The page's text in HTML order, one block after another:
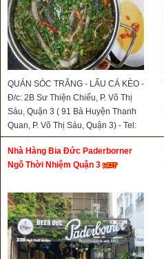
QUÁN SÓC TRĂNG - LẨU CÁ KÈO -
Đ/c: 2B Sư Thiện Chiếu, P. Võ Thị
Sáu, Quận 3 ( 91 Bà Huyện Thanh
Quan, P. Võ Thị Sáu, Quận 3) - Tel:
0903826414
Nhà Hàng Bia Đức Paderborner
Ngô Thời Nhiệm Quận 3